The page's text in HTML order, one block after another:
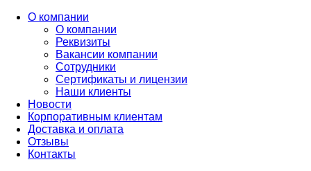
О компании
О компании
Реквизиты
Вакансии компании
Сотрудники
Сертификаты и лицензии
Наши клиенты
Новости
Корпоративным клиентам
Доставка и оплата
Отзывы
Контакты